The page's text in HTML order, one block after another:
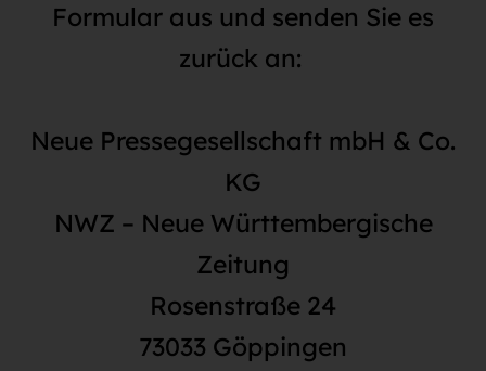
Formular aus und senden Sie es
zurück an:
Neue Pressegesellschaft mbH & Co.
KG
NWZ – Neue Württembergische
Zeitung
Rosenstraße 24
73033 Göppingen